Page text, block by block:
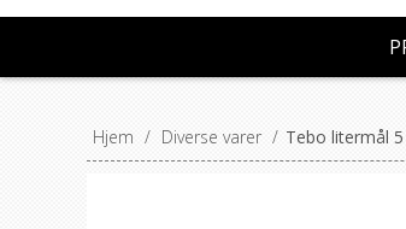
Hjem / Diverse varer / Tebo litermål